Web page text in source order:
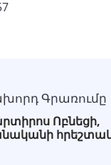
Գրառումը
Ոբնեցի,